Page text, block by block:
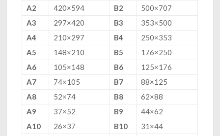
A2
420×594 B2
500×707
A3
297×420 B3
353×500
A4
210×297 B4
250×353
A5
148×210 B5
176×250
A6
105×148 B6
125×176
A7
74×105 B7
88×125
A8
52×74 B8
62×88
A9
37×52 B9
44×62
A10
26×37 B10
31×44